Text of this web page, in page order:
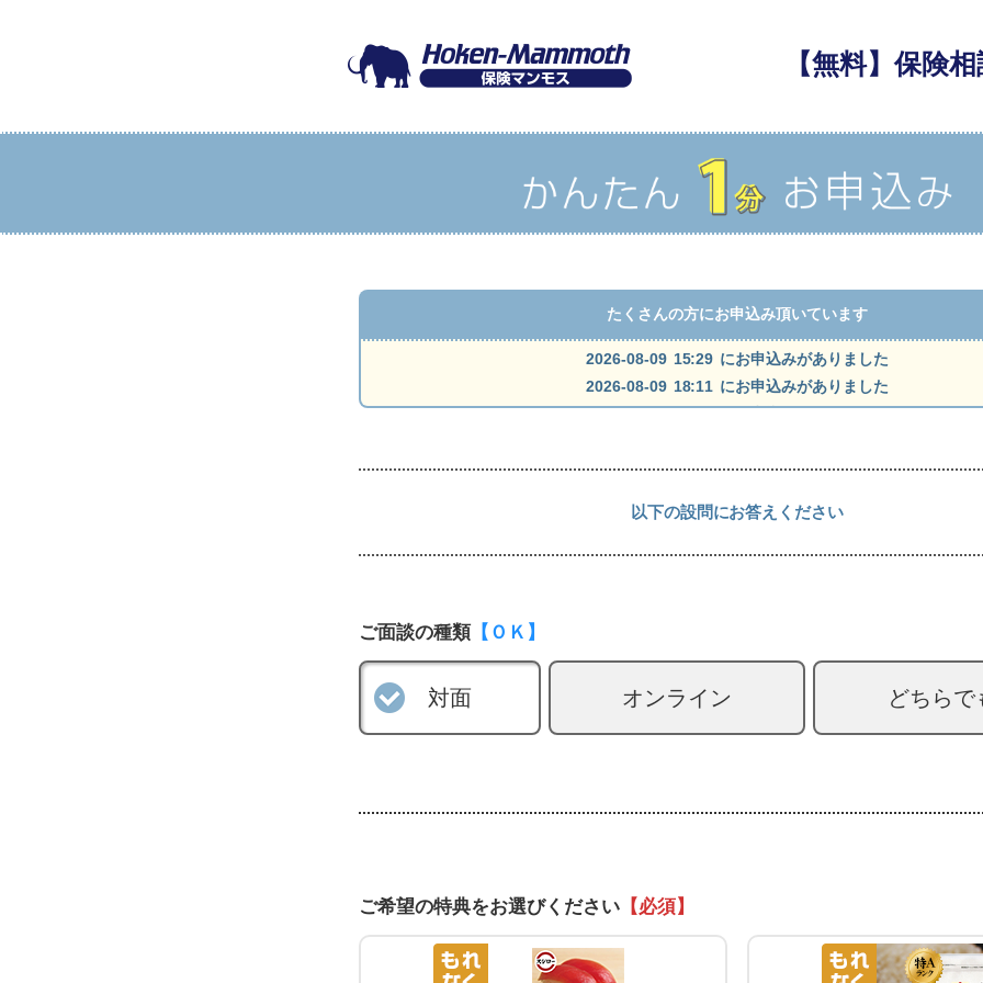
【無料】保険
たくさんの方にお申込み頂いています
2026-08-09 15:29 にお申込みがありました
2026-08-09 18:11 にお申込みがありました
2026-08-09 17:52 にお申込みがありました
以下の設問にお答えください
ご面談の種類【ＯＫ】
対面 オンライン どちらで
ご希望の特典をお選びください【必須】